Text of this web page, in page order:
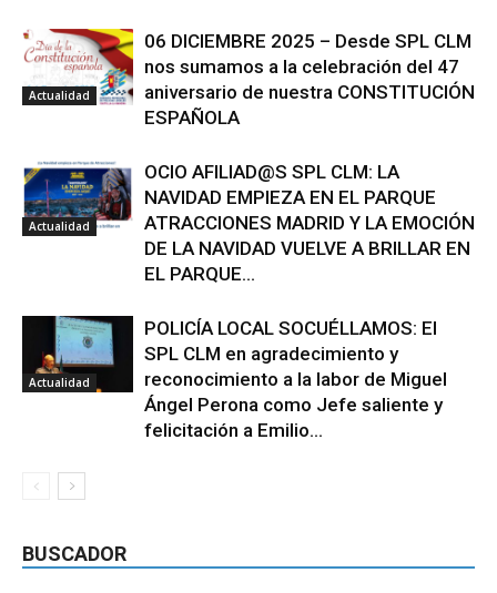
Actualidad
06 DICIEMBRE 2025 – Desde SPL CLM
nos sumamos a la celebración del 47
aniversario de nuestra CONSTITUCIÓN
ESPAÑOLA
Actualidad
OCIO AFILIAD@S SPL CLM: LA
NAVIDAD EMPIEZA EN EL PARQUE
ATRACCIONES MADRID Y LA EMOCIÓN
DE LA NAVIDAD VUELVE A BRILLAR EN
EL PARQUE...
Actualidad
POLICÍA LOCAL SOCUÉLLAMOS: El
SPL CLM en agradecimiento y
reconocimiento a la labor de Miguel
Ángel Perona como Jefe saliente y
felicitación a Emilio...
BUSCADOR